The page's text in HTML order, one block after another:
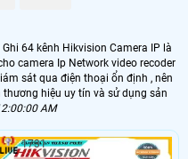
64 kênh Hikvision Camera IP là
camera Ip Network video recoder
sát qua điện thoại ổn định , nên
hiệu uy tín và sử dụng sản
AM
1731